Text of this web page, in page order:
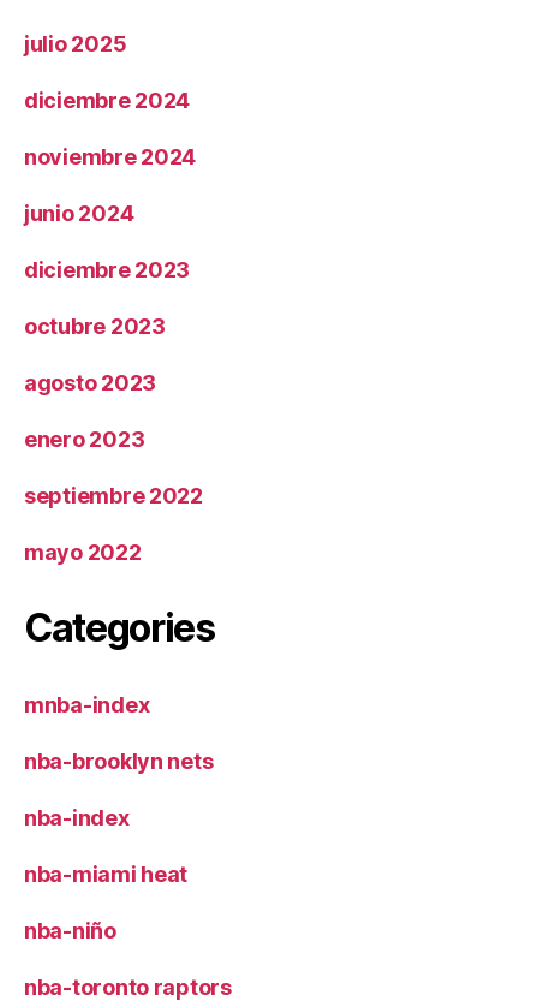
julio 2025
diciembre 2024
noviembre 2024
junio 2024
diciembre 2023
octubre 2023
agosto 2023
enero 2023
septiembre 2022
mayo 2022
Categories
mnba-index
nba-brooklyn nets
nba-index
nba-miami heat
nba-niño
nba-toronto raptors